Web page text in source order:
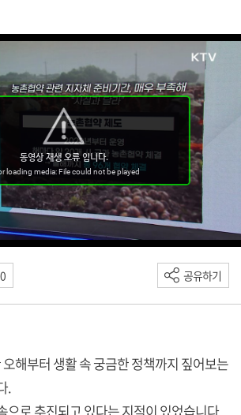
0 공유하기
해부터 생활 속 궁금한 정책까지 짚어보는
.
으로 추진되고 있다는 지적이 있었습니다.